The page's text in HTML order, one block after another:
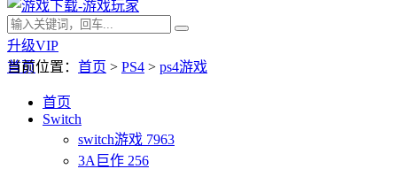
升级VIP
首页
首页
Switch
switch游戏 7963
3A巨作 256
当前位置： 首页 > PS4 > ps4游戏